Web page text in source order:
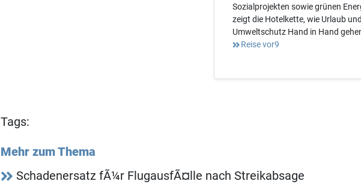
Sozialprojekten sowie grünen
zeigt die Hotelkette, wie Urlaub und
Umweltschutz Hand in Hand
Reise vor9
Tags:
Mehr zum Thema
Schadenersatz fÃ¼r FlugausfÃ¤lle nach Streikabsage